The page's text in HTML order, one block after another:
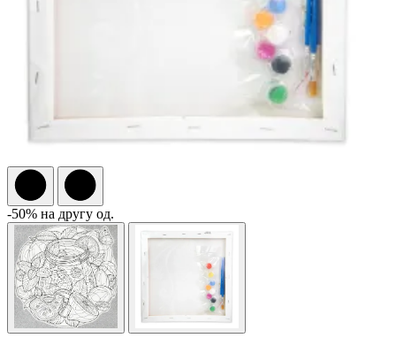
-50% на другу од.